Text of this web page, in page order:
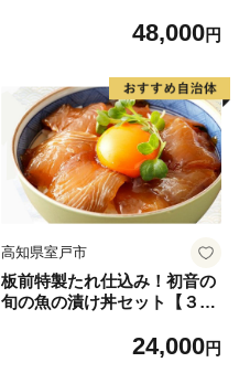
きめ２節） 惣菜 詰め合わせ
鰹のタタキ 刺身 家庭用 訳あ
り わら焼き 海鮮 冷凍 高知県
室戸 偶数 隔月 定期便
48,000円
高知県室戸市
板前特製たれ仕込み！初音の
旬の魚の漬け丼セット【３回
24,000円